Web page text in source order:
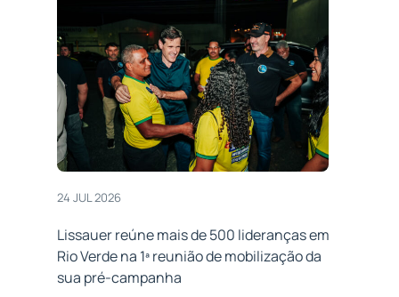
24 JUL 2026
Lissauer reúne mais de 500 lideranças em
Rio Verde na 1ª reunião de mobilização da
sua pré-campanha